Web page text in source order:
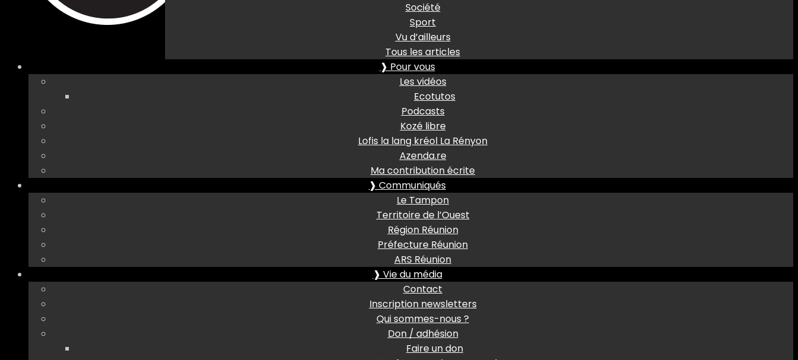
Société
Sport
Vu d’ailleurs
Tous les articles
❱ Pour vous
Les vidéos
Ecotutos
Podcasts
Kozé libre
Lofis la lang kréol La Rényon
Azenda.re
Ma contribution écrite
❱ Communiqués
Le Tampon
Territoire de l’Ouest
Région Réunion
Préfecture Réunion
ARS Réunion
❱ Vie du média
Contact
Inscription newsletters
Qui sommes-nous ?
Don / adhésion
Faire un don